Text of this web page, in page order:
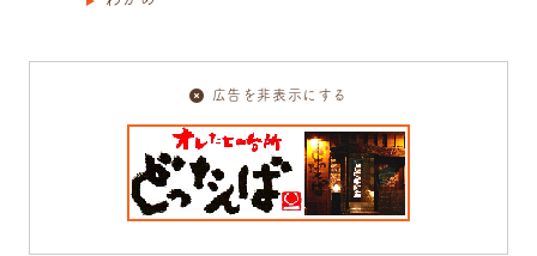
広告を非表示にする